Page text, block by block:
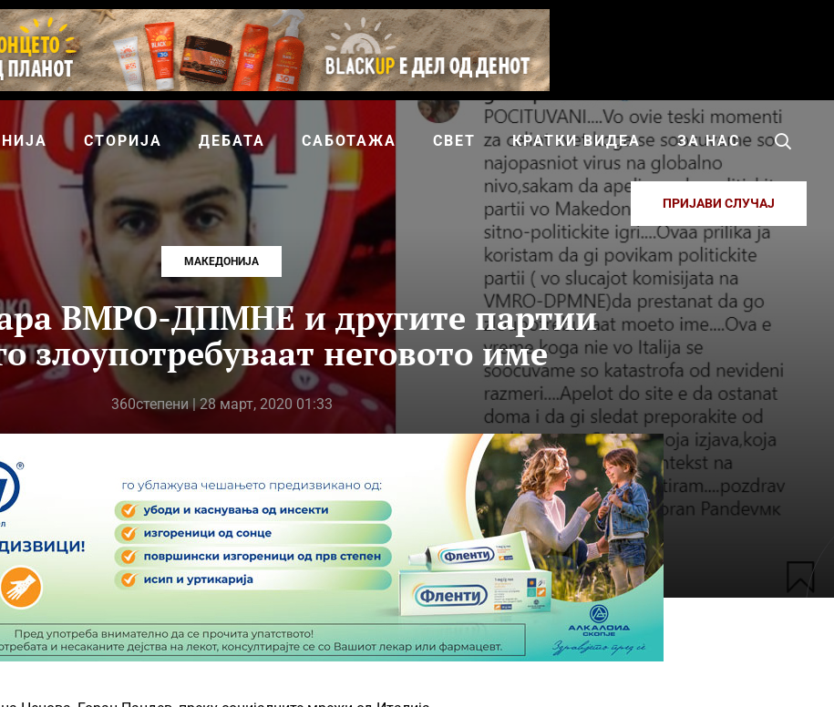
СТОРИЈА ДЕБАТА САБОТАЖА СВЕТ КРАТКИ ВИДЕА ЗА НАС
ПРИЈАВИ СЛУЧАЈ
МАКЕДОНИЈА
ВМРО-ДПМНЕ и другите партии
злоупотребуваат неговото име
360степени| 28 март, 2020 01:33